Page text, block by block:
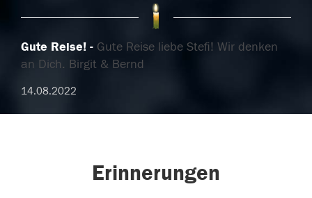
Gute Reise!
Gute Reise liebe Stefi! Wir denken
an Dich. Birgit & Bernd
14.08.2022
Erinnerungen